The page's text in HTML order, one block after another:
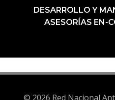
DESARROLLO Y
ASESORÍAS EN-
© 2026 Red Nacional